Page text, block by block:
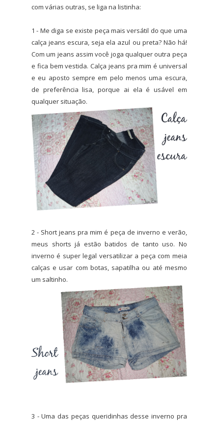
com várias outras, se liga na listinha:
1 - Me diga se existe peça mais versátil do que uma
calça jeans escura, seja ela azul ou preta? Não há!
Com um jeans assim você joga qualquer outra peça
e fica bem vestida. Calça jeans pra mim é universal
e eu aposto sempre em pelo menos uma escura,
de preferência lisa, porque ai ela é usável em
qualquer situação.
2 - Short jeans pra mim é peça de inverno e verão,
meus shorts já estão batidos de tanto uso. No
inverno é super legal versatilizar a peça com meia
calças e usar com botas, sapatilha ou até mesmo
um saltinho.
3 - Uma das peças queridinhas desse inverno pra